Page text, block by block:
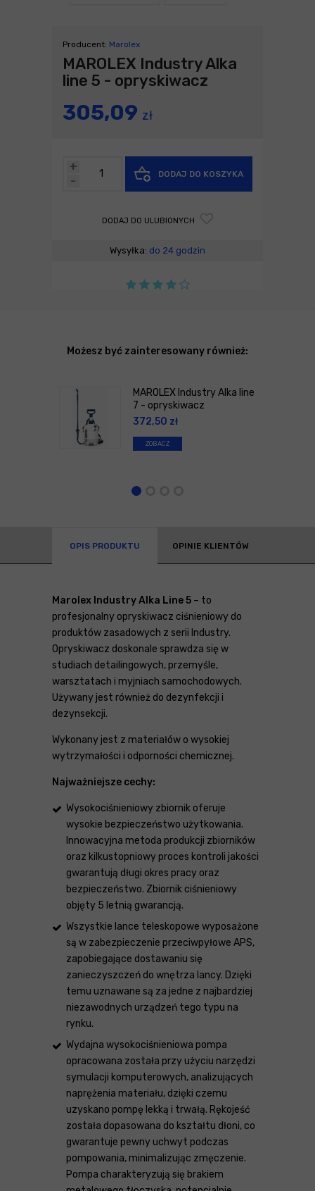
Producent: Marolex
MAROLEX Industry Alka
line 5 - opryskiwacz
305,09 zł
-
+
DODAJ DO KOSZYKA
DODAJ DO ULUBIONYCH
Wysyłka: do 24 godzin
Możesz być zainteresowany również:
MAROLEX Industry Alka line
7 - opryskiwacz
372,50 zł
ZOBACZ
OPIS PRODUKTU OPINIE KLIENTÓW
Marolex Industry Alka Line 5 – to
profesjonalny opryskiwacz ciśnieniowy do
produktów zasadowych z serii Industry.
Opryskiwacz doskonale sprawdza się w
studiach detailingowych, przemyśle,
warsztatach i myjniach samochodowych.
Używany jest również do dezynfekcji i
dezynsekcji.
Wykonany jest z materiałów o wysokiej
wytrzymałości i odporności chemicznej.
Najważniejsze cechy:
Wysokociśnieniowy zbiornik oferuje
wysokie bezpieczeństwo użytkowania.
Innowacyjna metoda produkcji zbiorników
oraz kilkustopniowy proces kontroli jakości
gwarantują długi okres pracy oraz
bezpieczeństwo. Zbiornik ciśnieniowy
objęty 5 letnią gwarancją.
Wszystkie lance teleskopowe wyposażone
są w zabezpieczenie przeciwpyłowe APS,
zapobiegające dostawaniu się
zanieczyszczeń do wnętrza lancy. Dzięki
temu uznawane są za jedne z najbardziej
niezawodnych urządzeń tego typu na
rynku.
Wydajna wysokociśnieniowa pompa
opracowana została przy użyciu narzędzi
symulacji komputerowych, analizujących
naprężenia materiału, dzięki czemu
uzyskano pompę lekką i trwałą. Rękojeść
została dopasowana do kształtu dłoni, co
gwarantuje pewny uchwyt podczas
pompowania, minimalizując zmęczenie.
Pompa charakteryzują się brakiem